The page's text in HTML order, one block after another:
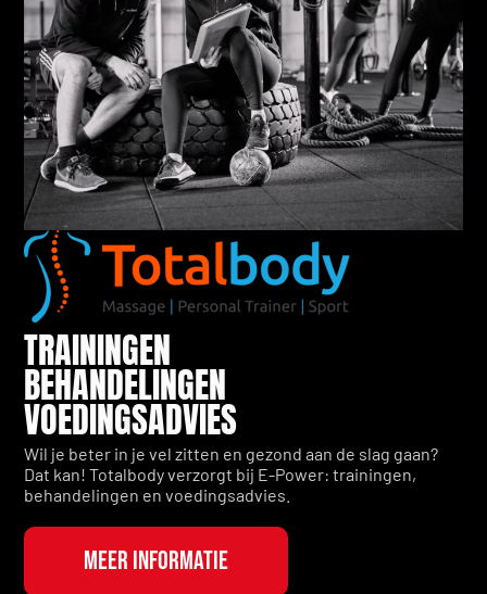
TRAININGEN
BEHANDELINGEN
VOEDINGSADVIES
Wil je beter in je vel zitten en gezond aan de slag gaan?
Dat kan! Totalbody verzorgt bij E-Power: trainingen,
behandelingen en voedingsadvies.
MEER INFORMATIE